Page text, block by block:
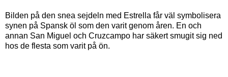
Bilden på den snea sejdeln med Estrella får väl symbolisera
synen på Spansk öl som den varit genom åren. En och
annan San Miguel och Cruzcampo har säkert smugit sig ned
hos de flesta som varit på ön.